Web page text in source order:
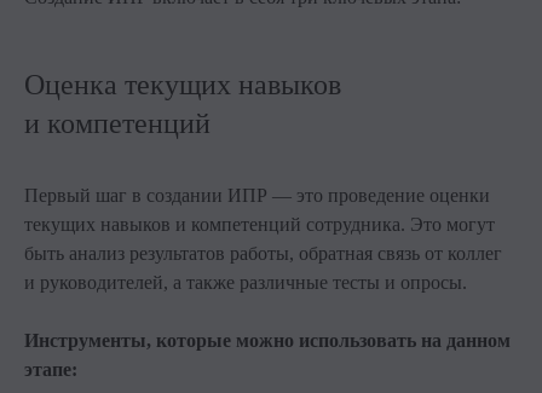
Оценка текущих навыков
и компетенций
Первый шаг в создании ИПР — это проведение оценки
текущих навыков и компетенций сотрудника. Это могут
быть анализ результатов работы, обратная связь от коллег
и руководителей, а также различные тесты и опросы.
Инструменты, которые можно использовать на данном
этапе: